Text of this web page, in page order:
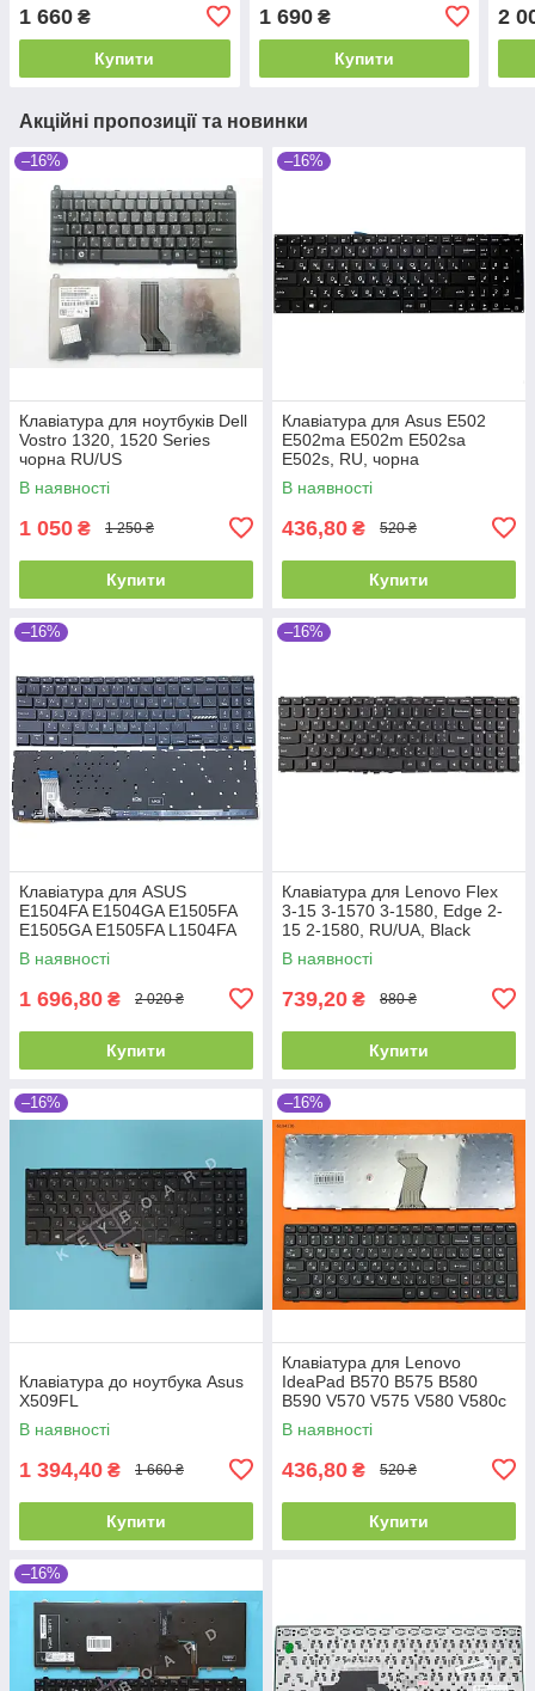
1 660 ₴
Купити
1 690₴
Купити
2
Акційні пропозиції та новинки
–16%
Клавіатура для ноутбуків Dell
Vostro 1320, 1520 Series
чорна RU/US
В наявності
1 050 ₴ 1 250 ₴
Купити
–16%
Клавіатура для Asus E502
E502ma E502m E502sa
E502s, RU, чорна
В наявності
436,80 ₴ 520 ₴
Купити
–16%
Клавіатура для ASUS
E1504FA E1504GA E1505FA
E1505GA E1505FA L1504FA
L1504GA K3604 K3605 15X
K3504 M3504 S3504 (RU
В наявності
1 696,80 ₴ 2 020 ₴
Купити
–16%
Клавіатура для Lenovo Flex
3-15 3-1570 3-1580, Edge 2-
15 2-1580, RU/UA, Black
В наявності
739,20 ₴ 880 ₴
Купити
–16%
Клавіатура до ноутбука Asus
X509FL
В наявності
1 394,40 ₴ 1 660 ₴
Купити
–16%
Клавіатура для Lenovo
IdeaPad B570 B575 B580
B590 V570 V575 V580 V580c
Z570 Z575, RU, (Black,
Аналог)
В наявності
436,80 ₴ 520 ₴
Купити
–16%